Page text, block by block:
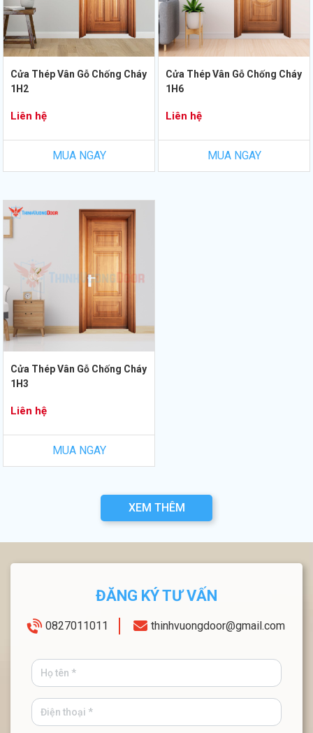
Cửa Thép Vân Gỗ Chống Cháy
1H2
Liên hệ
MUA NGAY
Cửa Thép Vân Gỗ Chống Cháy
1H6
Liên hệ
MUA NGAY
Cửa Thép Vân Gỗ Chống Cháy
1H3
Liên hệ
MUA NGAY
XEM THÊM
ĐĂNG KÝ TƯ VẤN
0827011011 thinhvuongdoor@gmail.com